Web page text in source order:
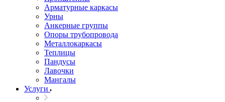
Арматурные каркасы
Урны
Анкерные группы
Опоры трубопровода
Металлокаркасы
Теплицы
Пандусы
Лавочки
Мангалы
Услуги